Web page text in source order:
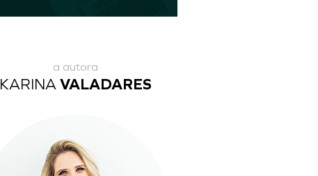
a autora
KARINAVALADARES